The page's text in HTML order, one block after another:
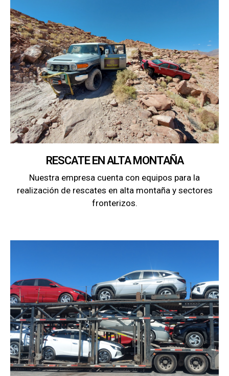
RESCATE EN ALTA MONTAÑA
Nuestra empresa cuenta con equipos para la
realización de rescates en alta montaña y sectores
fronterizos.